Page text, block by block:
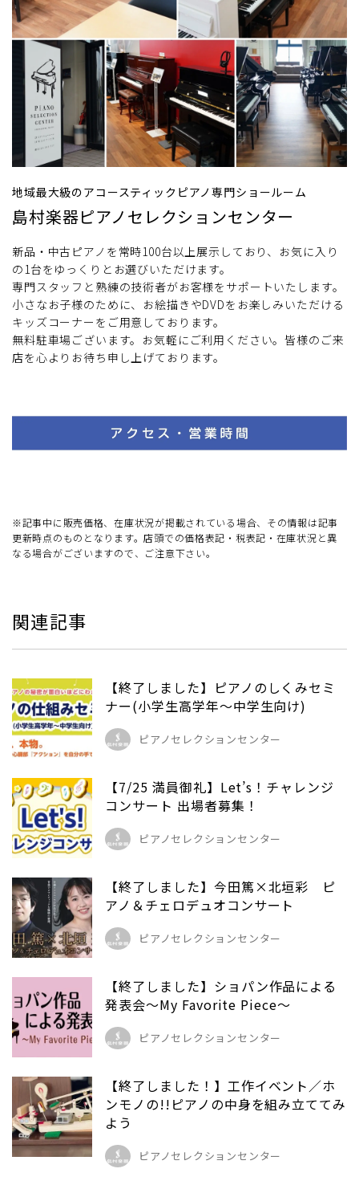
地域最大級のアコースティックピアノ専門ショールーム
島村楽器ピアノセレクションセンター
新品・中古ピアノを常時100台以上展示しており、お気に入り
の1台をゆっくりとお選びいただけます。
専門スタッフと熟練の技術者がお客様をサポートいたします。
小さなお子様のために、お絵描きやDVDをお楽しみいただける
キッズコーナーをご用意しております。
無料駐車場ございます。お気軽にご利用ください。皆様のご来
店を心よりお待ち申し上げております。
※記事中に販売価格、在庫状況が掲載されている場合、その情報は記事
更新時点のものとなります。店頭での価格表記・税表記・在庫状況と異
なる場合がございますので、ご注意下さい。
関連記事
【終了しました】ピアノのしくみセミ
ナー(小学生高学年～中学生向け)
ピアノセレクションセンター
【7/25 満員御礼】Let’s！チャレンジ
コンサート 出場者募集！
ピアノセレクションセンター
【終了しました】今田篤×北垣彩 ピ
アノ＆チェロデュオコンサート
ピアノセレクションセンター
【終了しました】ショパン作品による
発表会～My Favorite Piece～
ピアノセレクションセンター
【終了しました！】工作イベント／ホ
ンモノの!!ピアノの中身を組み立ててみ
よう
ピアノセレクションセンター